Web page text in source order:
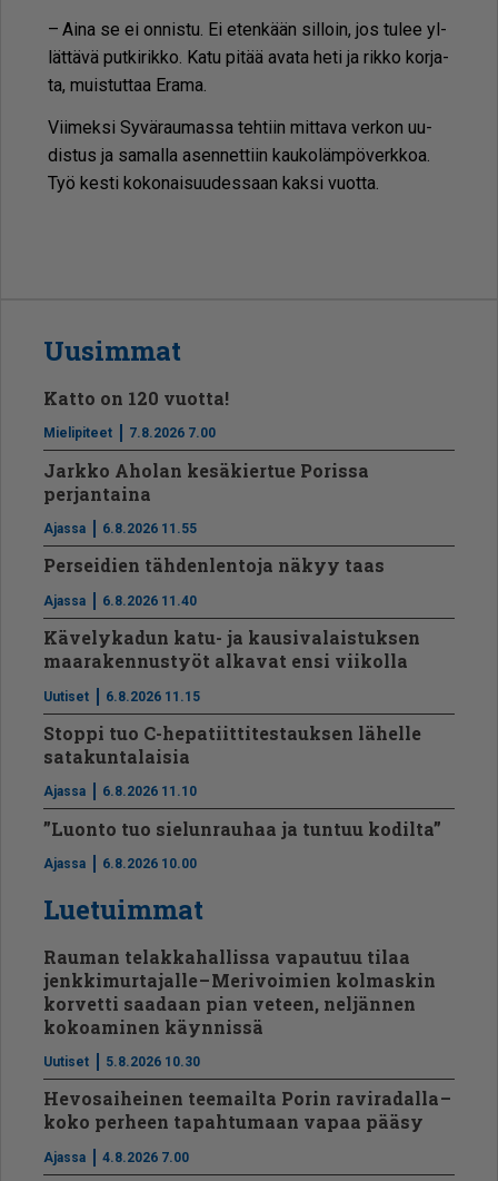
– Ai­na se ei on­nis­tu. Ei eten­kään sil­loin, jos tu­lee yl­
lät­tä­vä put­ki­rik­ko. Katu pi­tää ava­ta heti ja rik­ko kor­ja­
ta, muis­tut­taa Era­ma.
Vii­mek­si Sy­vä­rau­mas­sa teh­tiin mit­ta­va ver­kon uu­
dis­tus ja sa­mal­la asen­net­tiin kau­ko­läm­pö­verk­koa.
Työ kes­ti ko­ko­nai­suu­des­saan kak­si vuot­ta.
Uusimmat
Katto on 120 vuotta!
Mielipiteet 7.8.2026 7.00
Jarkko Aholan kesäkiertue Porissa
perjantaina
Ajassa 6.8.2026 11.55
Perseidien tähdenlentoja näkyy taas
Ajassa 6.8.2026 11.40
Kävelykadun katu- ja kausivalaistuksen
maarakennustyöt alkavat ensi viikolla
Uutiset 6.8.2026 11.15
Stoppi tuo C-hepatiit­ti­tes­tauksen lähelle
satakuntalaisia
Ajassa 6.8.2026 11.10
”Luonto tuo sielunrauhaa ja tuntuu kodilta”
Ajassa 6.8.2026 10.00
Luetuimmat
Rauman telakkahallissa vapautuu tilaa
jenkkimurtajalle – Merivoimien kolmaskin
korvetti saadaan pian veteen, neljännen
kokoaminen käynnissä
Uutiset 5.8.2026 10.30
Hevosaiheinen teemailta Porin raviradalla –
koko perheen tapahtumaan vapaa pääsy
Ajassa 4.8.2026 7.00